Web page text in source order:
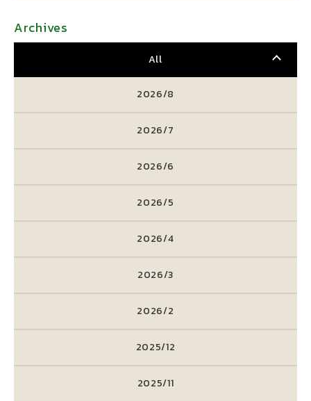
Archives
All
2026/8
2026/7
2026/6
2026/5
2026/4
2026/3
2026/2
2025/12
2025/11